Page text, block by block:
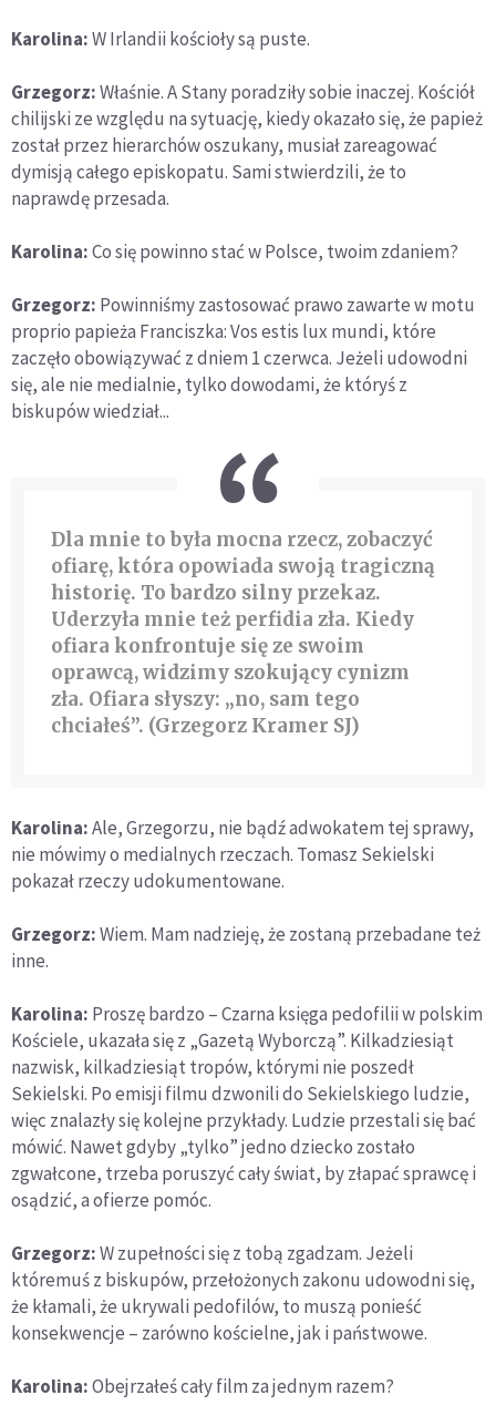
Karolina:W Irlandii kościoły są puste.
Grzegorz:Właśnie. A Stany poradziły sobie inaczej. Kościół
chilijski ze względu na sytuację, kiedy okazało się, że papież
został przez hierarchów oszukany, musiał zareagować
dymisją całego episkopatu. Sami stwierdzili, że to
naprawdę przesada.
Karolina:Co się powinno stać w Polsce, twoim zdaniem?
Grzegorz: Powinniśmy zastosować prawo zawarte w motu
proprio papieża Franciszka: Vos estis lux mundi, które
zaczęło obowiązywać z dniem 1 czerwca. Jeżeli udowodni
się, ale nie medialnie, tylko dowodami, że któryś z
biskupów wiedział...
Dla mnie to była mocna rzecz, zobaczyć
ofiarę, która opowiada swoją tragiczną
historię. To bardzo silny przekaz.
Uderzyła mnie też perfidia zła. Kiedy
ofiara konfrontuje się ze swoim
oprawcą, widzimy szokujący cynizm
zła. Ofiara słyszy: „no, sam tego
chciałeś”. (Grzegorz Kramer SJ)
Karolina:Ale, Grzegorzu, nie bądź adwokatem tej sprawy,
nie mówimy o medialnych rzeczach. Tomasz Sekielski
pokazał rzeczy udokumentowane.
Grzegorz:Wiem. Mam nadzieję, że zostaną przebadane też
inne.
Karolina: Proszę bardzo – Czarna księga pedofilii w polskim
Kościele, ukazała się z „Gazetą Wyborczą”. Kilkadziesiąt
nazwisk, kilkadziesiąt tropów, którymi nie poszedł
Sekielski. Po emisji filmu dzwonili do Sekielskiego ludzie,
więc znalazły się kolejne przykłady. Ludzie przestali się bać
mówić. Nawet gdyby „tylko” jedno dziecko zostało
zgwałcone, trzeba poruszyć cały świat, by złapać sprawcę i
osądzić, a ofierze pomóc.
Grzegorz:W zupełności się z tobą zgadzam. Jeżeli
któremuś z biskupów, przełożonych zakonu udowodni się,
że kłamali, że ukrywali pedofilów, to muszą ponieść
konsekwencje – zarówno kościelne, jak i państwowe.
Karolina:Obejrzałeś cały film za jednym razem?